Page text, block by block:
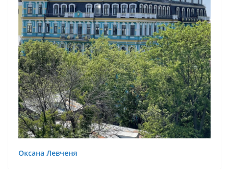
Оксана Левченя